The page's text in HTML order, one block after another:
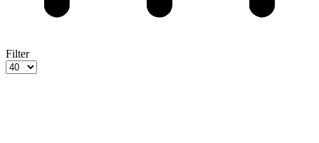
Filter